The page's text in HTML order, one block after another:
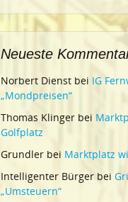
Neueste
Norbert Dienst bei IG
„Mondpreisen“
Thomas Klinger bei
Golfplatz
Grundler bei Marktplatz
Intelligenter Bürger bei
„Umsteuern“